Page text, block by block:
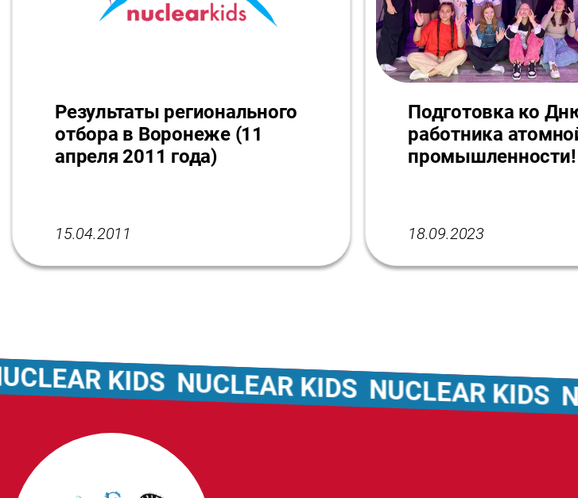
Результаты регионального
отбора в Воронеже (11
апреля 2011 года)
15.04.2011
Подготовка ко
работника
промышленности!
18.09.2023
KIDS NUCLEAR KIDS NUCLEAR KIDS